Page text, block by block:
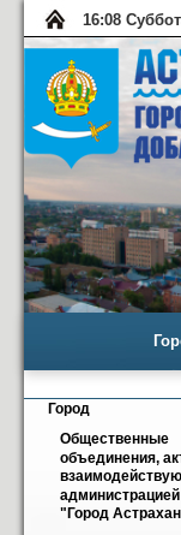
16:08
Город
Общественные
объединения,
"Город